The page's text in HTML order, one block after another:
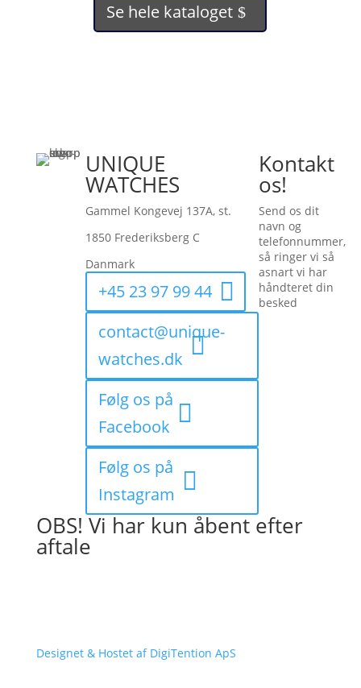
Se hele kataloget
UNIQUE
WATCHES
Gammel Kongevej 137A, st.
1850 Frederiksberg C
Danmark
+45 23 97 99 44
contact@unique-
watches.dk
Følg os på
Facebook
Følg os på
Instagram
Kontakt
os!
Send os dit
navn og
telefonnummer,
så ringer vi så
asnart vi har
håndteret din
besked
OBS! Vi har kun åbent efter
aftale
Designet & Hostet af DigiTention ApS